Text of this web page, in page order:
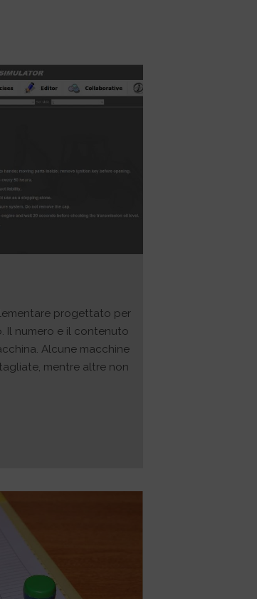
progettato per
Il numero e il contenuto
Alcune macchine
mentre altre non